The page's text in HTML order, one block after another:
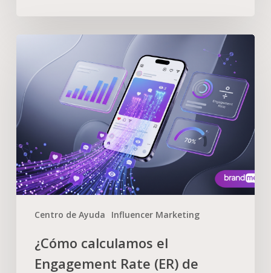
Centro de Ayuda Influencer Marketing
¿Cómo calculamos el
Engagement Rate (ER) de